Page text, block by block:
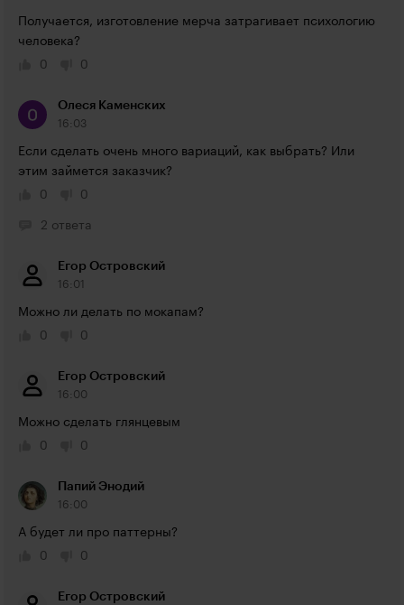
Получается, изготовление мерча затрагивает психологию
человека?
0
0
Олеся Каменских
16:03
Если сделать очень много вариаций, как выбрать? Или
этим займется заказчик?
0
0
2 ответа
Егор Островский
16:01
Можно ли делать по мокапам?
0
0
Егор Островский
16:00
Можно сделать глянцевым
0
0
Папий Энодий
16:00
А будет ли про паттерны?
0
0
Егор Островский